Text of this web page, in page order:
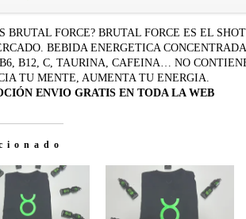
BRUTAL FORCE? BRUTAL FORCE ES EL
BEBIDA ENERGETICA
B12, C, TAURINA, CAFEINA… NO
TU MENTE, AUMENTA TU ENERGIA.
ENVIO GRATIS EN TODA LA WEB